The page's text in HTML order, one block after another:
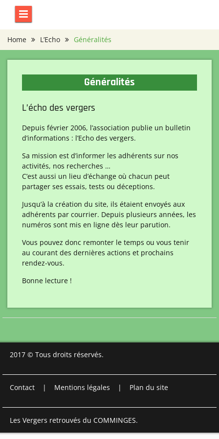
content
Home
L’Echo Généralités
Généralités
L’écho des vergers
Depuis février 2006, l’association publie un bulletin
d’informations : l’Echo des vergers.
Sa mission est d’informer les adhérents sur nos
activités, nos recherches …
C’est aussi un lieu d’échange où chacun peut
partager ses essais, tests ou déceptions.
Jusqu’à la création du site, ils étaient envoyés aux
adhérents par courrier. Depuis plusieurs années, les
numéros sont mis en ligne dès leur parution.
Vous pouvez donc remonter le temps ou vous tenir
au courant des dernières actions et prochains
rendez-vous.
Bonne lecture !
2017 © Tous droits réservés.
Contact | Mentions légales | Plan du site
Les Vergers retrouvés du COMMINGES.